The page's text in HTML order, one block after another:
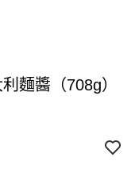
麵醬（708g）